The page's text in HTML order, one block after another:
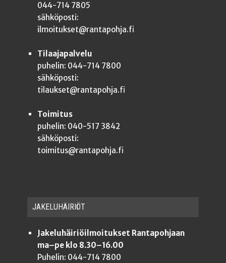
044-714 7805
sähköposti:
ilmoitukset@rantapohja.fi
Tilaajapalvelu
puhelin: 044-714 7800
sähköposti:
tilaukset@rantapohja.fi
Toimitus
puhelin: 040-517 3842
sähköposti:
toimitus@rantapohja.fi
JAKE­LU­HÄI­RIÖT
Jakeluhäiriöilmoitukset Rantapohjaan
ma–pe klo 8.30–16.00
Puhelin: 044-714 7800